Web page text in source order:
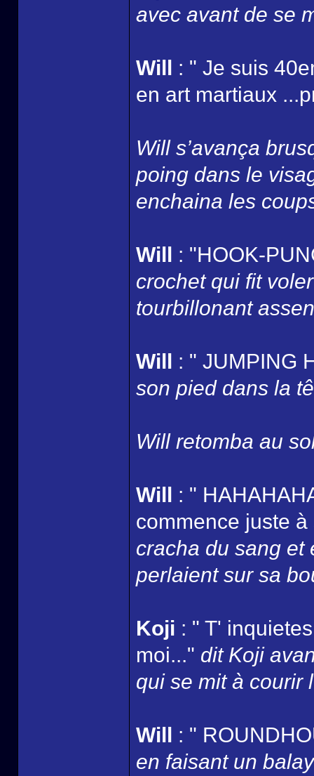
avec avant de se
Will : " Je suis
en art martiaux
Will s’avança
poing dans le
enchaina les
Will : "HOOK-
crochet qui fit
tourbillonant
Will : " JUMPING
son pied dans la
Will retomba au
Will : "
commence juste
cracha du sang et
perlaient sur sa
Koji : " T'
moi..." dit Koji
qui se mit à courir
Will : "
en faisant un